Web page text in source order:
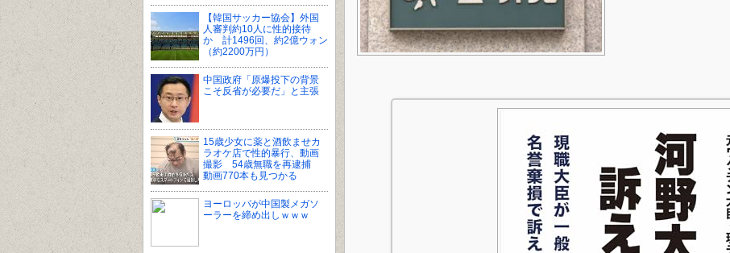
【韓国サッカー協会】外国
人審判約10人に性的接待
か 計1496回、約2億ウォン
（約2200万円）
中国政府「原爆投下の背景
こそ反省が必要だ」と主張
15歳少女に薬と酒飲ませカ
ラオケ店で性的暴行、動画
撮影 54歳無職を再逮捕
動画770本も見つかる
ヨーロッパが中国製メガソ
ーラーを締め出しｗｗｗ